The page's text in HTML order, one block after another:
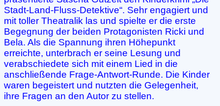
Stadt-Land-Fluss-Detektive“. Sehr engagiert und
mit toller Theatralik las und spielte er die erste
Begegnung der beiden Protagonisten Ricki und
Bela. Als die Spannung ihren Höhepunkt
erreichte, unterbrach er seine Lesung und
verabschiedete sich mit einem Lied in die
anschließende Frage-Antwort-Runde. Die Kinder
waren begeistert und nutzten die Gelegenheit,
ihre Fragen an den Autor zu stellen.